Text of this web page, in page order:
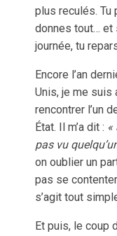
plus reculés. Tu
donnes tout… et
journée, tu
Encore l’an
Unis, je me suis
rencontrer l’un
État. Il m’a dit : «
pas vu
on oublier un
pas se
s’agit tout
Et puis, le coup